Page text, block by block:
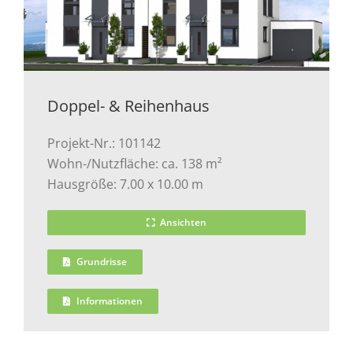
Doppel- & Reihenhaus
Projekt-Nr.: 101142
Wohn-/Nutzfläche: ca. 138 m²
Hausgröße: 7.00 x 10.00 m
Ansichten
Grundrisse
Informationen